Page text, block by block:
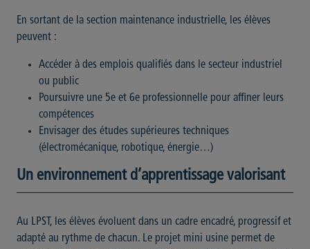
En sortant de la section maintenance industrielle, les élèves
peuvent :
Accéder à des emplois qualifiés dans le secteur industriel
ou public
Poursuivre une 5e et 6e professionnelle pour affiner leurs
compétences
Envisager des études supérieures techniques
(électromécanique, robotique, énergie…)
Un environnement d’apprentissage valorisant
Au LPST, les élèves évoluent dans un cadre encadré, progressif et
adapté au rythme de chacun. Le projet mini usine permet de